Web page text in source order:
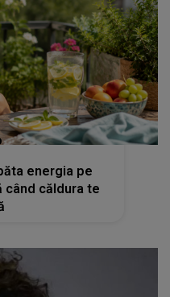
energia pe
când căldura te